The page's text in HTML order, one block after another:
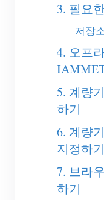
가상 계량기
에너지
애플리케
태양광
전기 사용
PV 히터
홈 자동화
공장 에너
스토어
리소스
제품 빠른
튜토리얼
커뮤니티
기여자 프
기여자 센터
솔루션
문의
3. 필요
저장
4. 오프
5. 계량
하기
6. 계량
지정하기
7. 브라
하기